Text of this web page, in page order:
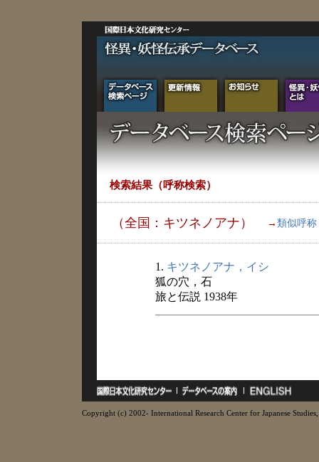
検索結果（呼称検索）
（全国：キツネノアナ） → 類似呼称
1. キツネノアナ，イシ
狐の穴，石
旅と伝説 1938年
Copyright (c) 2002- International Research Center for Japanese